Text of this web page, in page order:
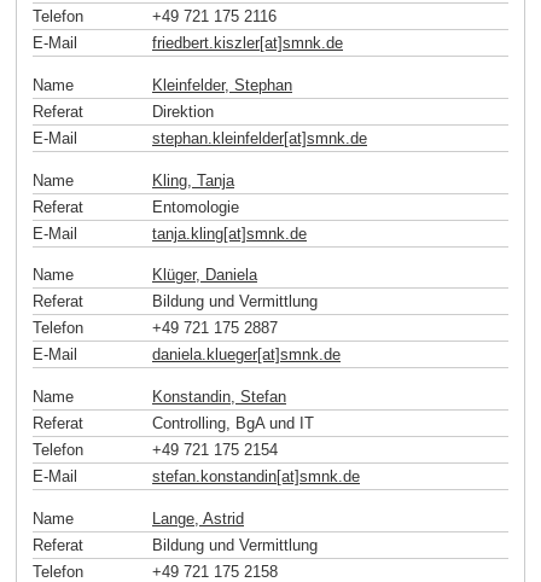
Telefon
+49 721 175 2116
E-Mail
friedbert.kiszler[at]smnk de
Name
Kleinfelder, Stephan
Referat
Direktion
E-Mail
stephan.kleinfelder[at]smnk de
Name
Kling, Tanja
Referat
Entomologie
E-Mail
tanja.kling[at]smnk de
Name
Klüger, Daniela
Referat
Bildung und Vermittlung
Telefon
+49 721 175 2887
E-Mail
daniela.klueger[at]smnk.de
Name
Konstandin, Stefan
Referat
Controlling, BgA und IT
Telefon
+49 721 175 2154
E-Mail
stefan.konstandin[at]smnk.de
Name
Lange, Astrid
Referat
Bildung und Vermittlung
Telefon
+49 721 175 2158